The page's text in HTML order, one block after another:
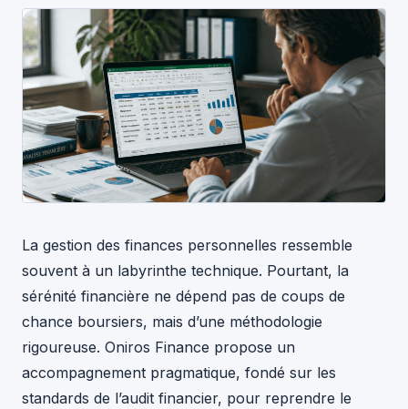
La gestion des finances personnelles ressemble
souvent à un labyrinthe technique. Pourtant, la
sérénité financière ne dépend pas de coups de
chance boursiers, mais d’une méthodologie
rigoureuse. Oniros Finance propose un
accompagnement pragmatique, fondé sur les
standards de l’audit financier, pour reprendre le